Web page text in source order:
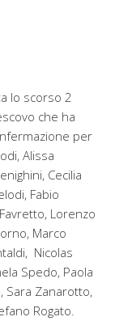
lo scorso 2
che ha
per
Alissa
Cecilia
Fabio
Lorenzo
Marco
Nicolas
Spedo, Paola
Sara Zanarotto,
Rogato.